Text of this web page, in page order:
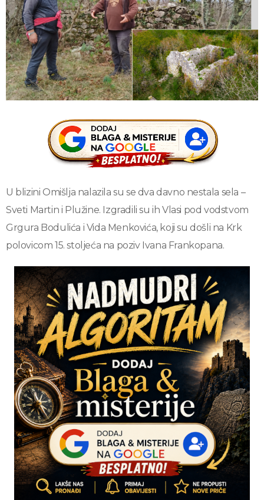
U blizini Omišlja nalazila su se dva davno nestala sela –
Sveti Martin i Plužine. Izgradili su ih Vlasi pod vodstvom
Grgura Bodulića i Vida Menkovića, koji su došli na Krk
polovicom 15. stoljeća na poziv Ivana Frankopana.